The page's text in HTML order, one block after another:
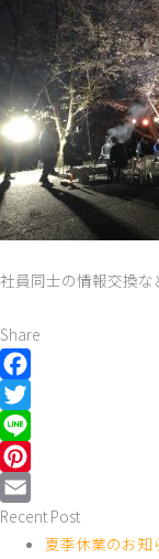
社員同士の情報交換な
Share
Facebook
Twitter
Line
Pinterest
Email
Recent Post
夏季休業のお知